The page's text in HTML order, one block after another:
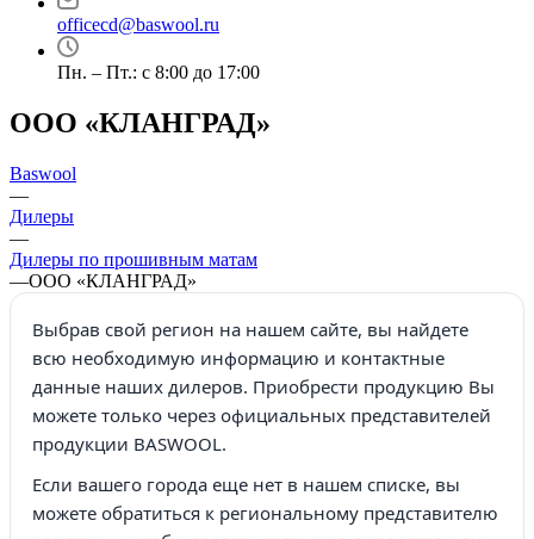
officecd@baswool.ru
Пн. – Пт.: с 8:00 до 17:00
ООО «КЛАНГРАД»
Baswool
—
Дилеры
—
Дилеры по прошивным матам
—ООО «КЛАНГРАД»
Выбрав свой регион на нашем сайте, вы найдете
всю необходимую информацию и контактные
данные наших дилеров. Приобрести продукцию Вы
можете только через официальных представителей
продукции BASWOOL.
Если вашего города еще нет в нашем списке, вы
можете обратиться к региональному представителю